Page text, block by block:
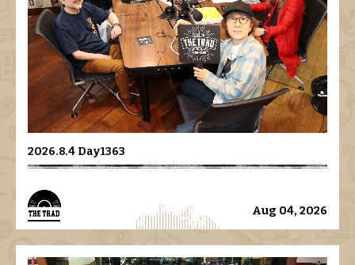
2026.8.4 Day1363
Aug 04, 2026